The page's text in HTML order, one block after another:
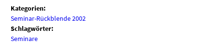
Kategorien:
Seminar-Rückblende 2002
Schlagwörter:
Seminare